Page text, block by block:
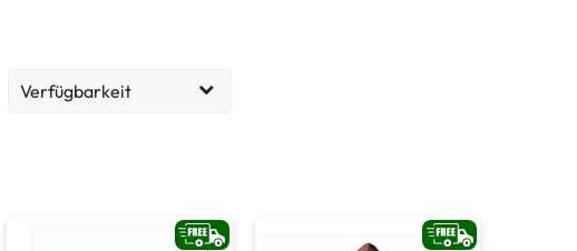
Verfügbarkeit
Lieferzeit: 9-17 Tage